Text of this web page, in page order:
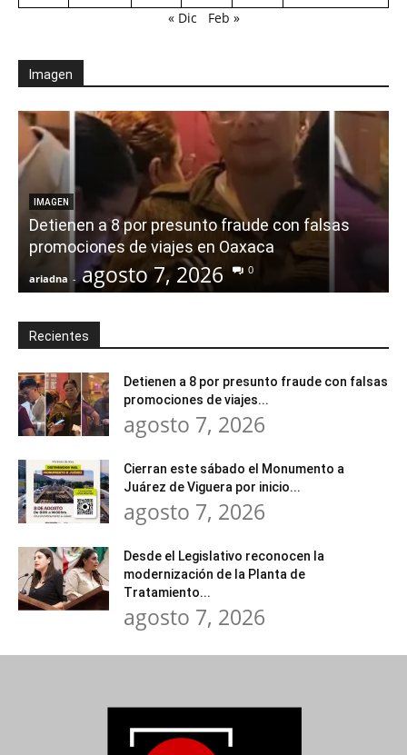
« Dic
Feb »
Imagen
IMAGEN
Detienen a 8 por presunto fraude con falsas
promociones de viajes en Oaxaca
ariadna - agosto 7, 2026 0
Recientes
Detienen a 8 por presunto fraude con falsas
promociones de viajes...
agosto 7, 2026
Cierran este sábado el Monumento a
Juárez de Viguera por inicio...
agosto 7, 2026
Desde el Legislativo reconocen la
modernización de la Planta de
Tratamiento...
agosto 7, 2026